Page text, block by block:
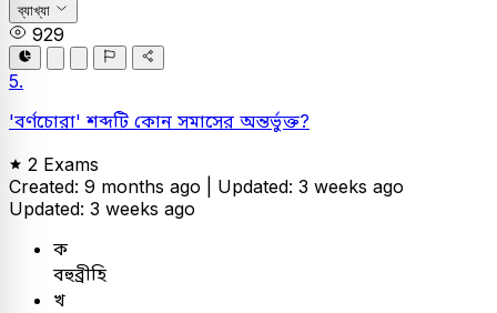
ব্যাখ্যা
929
5.
'বর্ণচোরা' শব্দটি কোন সমাসের অন্তর্ভুক্ত?
2 Exams
Created: 9 months ago | Updated: 3 weeks ago
Updated: 3 weeks ago
ক
বহুব্রীহি
খ